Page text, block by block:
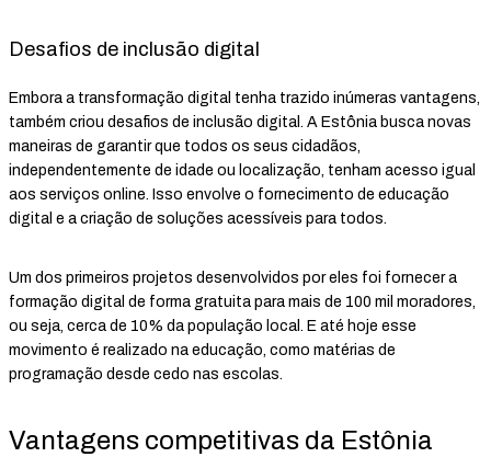
Desafios de inclusão digital
Embora a transformação digital tenha trazido inúmeras vantagens,
também criou desafios de inclusão digital. A Estônia busca novas
maneiras de garantir que todos os seus cidadãos,
independentemente de idade ou localização, tenham acesso igual
aos serviços online. Isso envolve o fornecimento de educação
digital e a criação de soluções acessíveis para todos.
Um dos primeiros projetos desenvolvidos por eles foi fornecer a
formação digital de forma gratuita para mais de 100 mil moradores,
ou seja, cerca de 10% da população local. E até hoje esse
movimento é realizado na educação, como matérias de
programação desde cedo nas escolas.
Vantagens competitivas da Estônia